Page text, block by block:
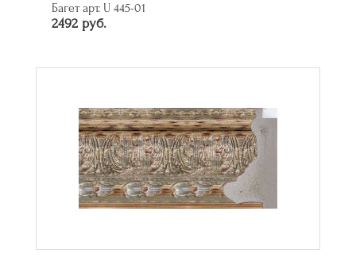
Багет арт. U 445-01
2492 руб.